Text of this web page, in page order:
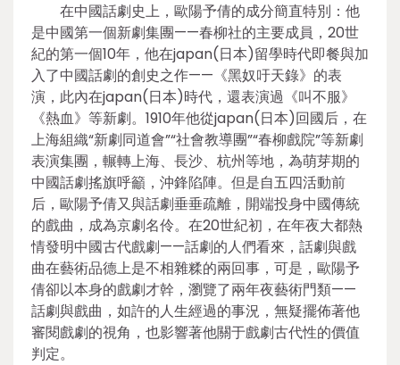
在中國話劇史上，歐陽予倩的成分簡直特別：他
是中國第一個新劇集團——春柳社的主要成員，20世
紀的第一個10年，他在japan(日本)留學時代即餐與加
入了中國話劇的創史之作——《黑奴吁天錄》的表
演，此內在japan(日本)時代，還表演過《叫不服》
《熱血》等新劇。1910年他從japan(日本)回國后，在
上海組織“新劇同道會”“社會教導團”“春柳戲院”等新劇
表演集團，輾轉上海、長沙、杭州等地，為萌芽期的
中國話劇搖旗呼籲，沖鋒陷陣。但是自五四活動前
后，歐陽予倩又與話劇垂垂疏離，開端投身中國傳統
的戲曲，成為京劇名伶。在20世紀初，在年夜大都熱
情發明中國古代戲劇——話劇的人們看來，話劇與戲
曲在藝術品德上是不相雜糅的兩回事，可是，歐陽予
倩卻以本身的戲劇才幹，瀏覽了兩年夜藝術門類——
話劇與戲曲，如許的人生經過的事況，無疑擺佈著他
審閱戲劇的視角，也影響著他關于戲劇古代性的價值
判定。